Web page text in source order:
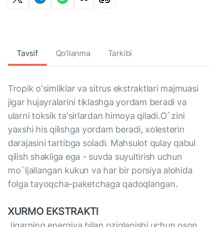
Tavsif Qo‘llanma Tarkibi
Tropik o'simliklar va sitrus ekstraktlari majmuasi
jigar hujayralarini tiklashga yordam beradi va
ularni toksik ta'sirlardan himoya qiladi.O`zini
yaxshi his qilishga yordam beradi, xolesterin
darajasini tartibga soladi. Mahsulot qulay qabul
qilish shakliga ega - suvda suyultirish uchun
mo`ljallangan kukun va har bir porsiya alohida
folga tayoqcha-paketchaga qadoqlangan.
XURMO EKSTRAKTI